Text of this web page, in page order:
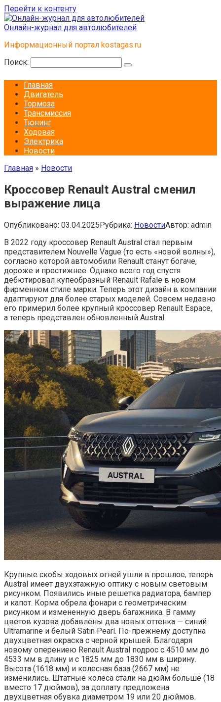
Перейти к контенту
Онлайн-журнал для автолюбителей
Информационный портал kostagas.ru
Поиск:
Главная
Двигатель
Тормоза
Трансмиссия
Тюнинг
Ходовая
Электрика
Новости
Главная » Новости
Кроссовер Renault Austral сменил
выражение лица
Опубликовано: 03.04.2025Рубрика: НовостиАвтор: admin
В 2022 году кроссовер Renault Austral стал первым
представителем Nouvelle Vague (то есть «новой волны»),
согласно которой автомобили Renault станут богаче,
дороже и престижнее. Однако всего год спустя
дебютировал купеобразный Renault Rafale в новом
фирменном стиле марки. Теперь этот дизайн в компании
адаптируют для более старых моделей. Совсем недавно
его примерил более крупный кроссовер Renault Espace,
а теперь представлен обновленный Austral.
Крупные скобы ходовых огней ушли в прошлое, теперь
Austral имеет двухэтажную оптику с новым световым
рисунком. Появились иные решетка радиатора, бампер
и капот. Корма обрела фонари с геометрическим
рисунком и измененную дверь багажника. В гамму
цветов кузова добавлены два новых оттенка — синий
Ultramarine и белый Satin Pearl. По-прежнему доступна
двухцветная окраска с черной крышей. Благодаря
новому оперениею Renault Austral подрос с 4510 мм до
4533 мм в длину и с 1825 мм до 1830 мм в ширину.
Высота (1618 мм) и колесная база (2667 мм) не
изменились. Штатные колеса стали на дюйм больше (18
вместо 17 дюймов), за доплату предложена
двухцветная обувка диаметром 19 или 20 дюймов.